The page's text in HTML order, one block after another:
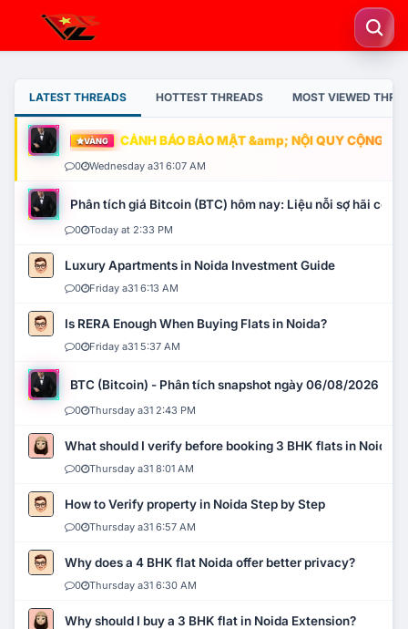
LATEST THREADS HOTTEST THREADS MOST VIEWED
VÀNG CẢNH BÁO BẢO MẬT &amp; NỘI QUY CỘNG
0 Wednesday a31 6:07 AM
Phân tích giá Bitcoin (BTC) hôm nay: Liệu nỗi sợ hãi có
0 Today at 2:33 PM
Luxury Apartments in Noida Investment Guide
0 Friday a31 6:13 AM
Is RERA Enough When Buying Flats in Noida?
0 Friday a31 5:37 AM
BTC (Bitcoin) - Phân tích snapshot ngày 06/08/2026
0 Thursday a31 2:43 PM
What should I verify before booking 3 BHK flats in Noida?
0 Thursday a31 8:01 AM
How to Verify property in Noida Step by Step
0 Thursday a31 6:57 AM
Why does a 4 BHK flat Noida offer better privacy?
0 Thursday a31 6:30 AM
Why should I buy a 3 BHK flat in Noida Extension?